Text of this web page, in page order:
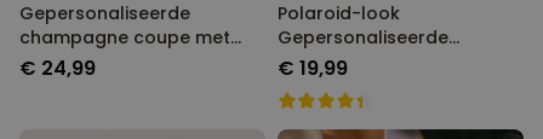
Gepersonaliseerde
champagne coupe met
tekst
€ 24,99
Polaroid-look
Gepersonaliseerde
Geurhanger set van 2
€ 19,99